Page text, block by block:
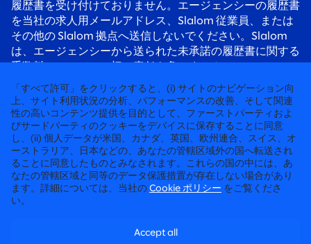
履歴書を受け付けておりません。エージェンシーの履歴書
を当社の求人用メールアドレス、Slalom 従業員、または
その他の Slalom 拠点へ送信しないでください。Slalom
は、エージェンシーから送られた未承諾の履歴書に関する
応募者の皆様へ： 採用詐欺にご注意ください。Slalom の
リクルーターは必ず @slalom.com のメールアドレスを使
用してご連絡します。また、採用プロセスの一環として、
候補者に料金を請求することは決してありません。
徹底して“人”に向き合うコンサルティング
©2026 SLALOM, INC. 無断転載禁止
「すべて許可」をクリックすると、(i) サイトのナビゲーション向
上、サイト利用状況の分析、パフォーマンスの改善、そして関連
性の高いコンテンツ提供を目的として、ファーストパーティおよ
びサードパーティのクッキーをデバイスに保存することに同意
し、(ii) 個人データが米国、カナダ、英国、欧州連合、スイス、オ
ーストラリア、日本などの、あなたの管轄区域外の国へ転送され
ることに同意したものとみなされます。これらの国の中には、あ
なたの管轄区域と同等のデータ保護措置が存在しない場合があり
ます。詳細については、当社の Cookie ポリシー をご覧くださ
い。
Accept all